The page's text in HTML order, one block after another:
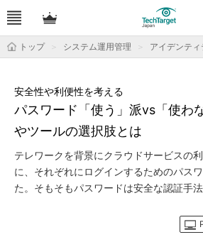
トップ システム運用管理 アイデンテ
パスワード「使う」派vs「使わ
やツールの選択肢とは
安全性や利便性を考える
テレワークを背景にクラウドサービスの
に、それぞれにログインするためのパス
た。そもそもパスワードは安全な認証手法